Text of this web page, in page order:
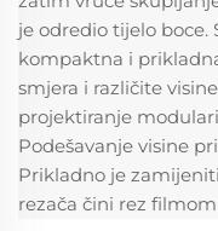
je odredio tijelo boce.
kompaktna i
smjera i različite
projektiranje
Podešavanje visine
Prikladno je
rezača čini rez